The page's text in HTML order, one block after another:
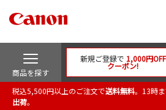
商品を探す
新規ご登録で 1,000円OFF
クーポン!
税込5,500円以上のご注文で送料無料。13時
出荷。